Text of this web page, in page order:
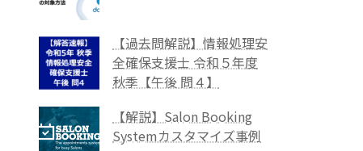
【過去問解説】情報処理安
全確保支援士 令和５年度
秋季【午後 問４】
【解説】Salon Booking
Systemカスタマイズ事例